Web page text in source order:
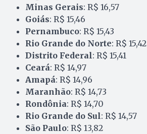
Minas Gerais: R$ 16,57
Goiás: R$ 15,46
Pernambuco: R$ 15,43
Rio Grande do Norte: R$ 15,42
Distrito Federal: R$ 15,41
Ceará: R$ 14,97
Amapá: R$ 14,96
Maranhão: R$ 14,73
Rondônia: R$ 14,70
Rio Grande do Sul: R$ 14,57
São Paulo: R$ 13,82